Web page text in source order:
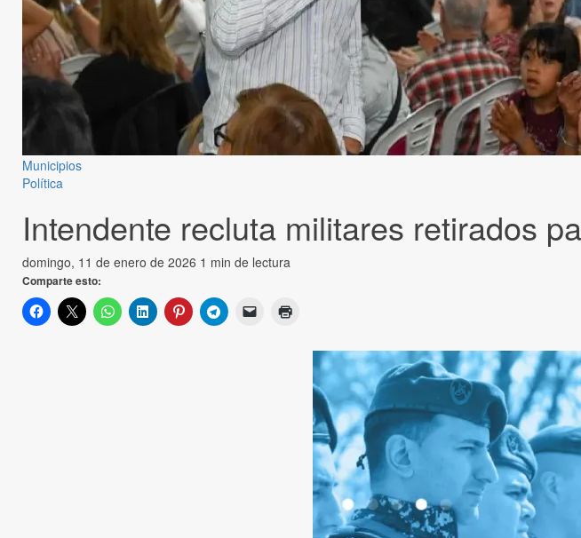
Municipios
Política
Intendente recluta militares retirados
domingo, 11 de enero de 2026 1 min de lectura
Comparte esto: